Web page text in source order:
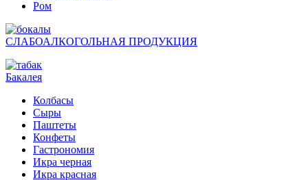
Ром
СЛАБОАЛКОГОЛЬНАЯ ПРОДУКЦИЯ
Бакалея
Колбасы
Сыры
Паштеты
Конфеты
Гастрономия
Икра черная
Икра красная